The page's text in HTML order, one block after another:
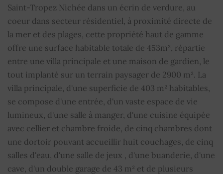
Salles de douche 5
Toilettes
Piscine OUI
Cheminée OUI
Alarme OUI
Internet OUI
Air conditionné
Saint-Tropez Nichée dans un écrin de verdure, au
coeur dans secteur résidentiel, à proximité directe de
la mer et des plages, cette propriété haut de gamme
offre une surface habitable totale de 453m², répartie
entre une villa principale et une maison de gardien, le
tout implanté sur un terrain paysager de 2900 m². La
villa principale, d'une superficie de 403 m² habitables,
se compose d'une entrée, d'un vaste espace de vie
lumineux, d'une salle à manger, d'une cuisine équipée
avec cellier et chambre froide, de cinq chambres dont
une dortoir pouvant accueillir huit couchages, de cinq
salles d'eau, d'une salle de jeux , d'une buanderie, d'une
cave, d'un double garage de 43 m² et de plusieurs